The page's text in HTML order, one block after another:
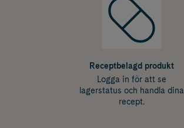
Receptbelagd produkt
Logga in för att se
lagerstatus och handla dina
recept.